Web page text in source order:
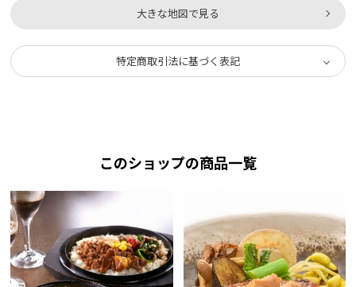
大きな地図で見る
特定商取引法に基づく表記
このショップの商品一覧